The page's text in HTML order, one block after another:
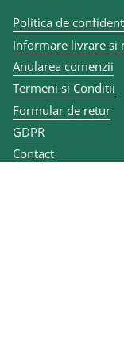
Politica de
Informare livrare si
Anularea comenzii
Termeni si Conditii
Formular de retur
GDPR
Contact